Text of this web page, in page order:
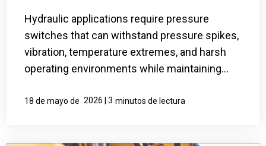
Hydraulic applications require pressure
switches that can withstand pressure spikes,
vibration, temperature extremes, and harsh
operating environments while maintaining...
18 de mayo de 2026 | 3 minutos de lectura